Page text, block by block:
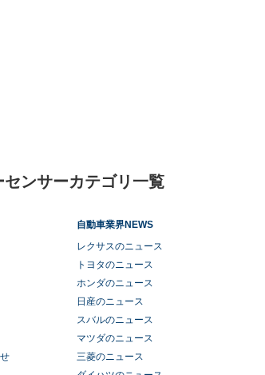
センサーカテゴリ一覧
自動車業界NEWS
レクサスのニュース
トヨタのニュース
ホンダのニュース
日産のニュース
スバルのニュース
マツダのニュース
三菱のニュース